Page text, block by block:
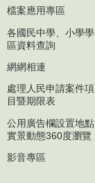
檔案應用專區
各國民中學、小學學
區資料查詢
網網相連
處理人民申請案件項
目暨期限表
公用廣告欄設置地點
實景動態360度瀏覽
影音專區